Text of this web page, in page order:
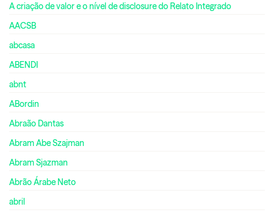
A criação de valor e o nível de disclosure do Relato Integrado
AACSB
abcasa
ABENDI
abnt
ABordin
Abraão Dantas
Abram Abe Szajman
Abram Sjazman
Abrão Árabe Neto
abril